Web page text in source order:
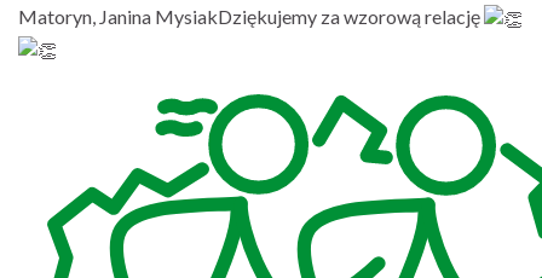
Matoryn, Janina MysiakDziękujemy za wzorową relację